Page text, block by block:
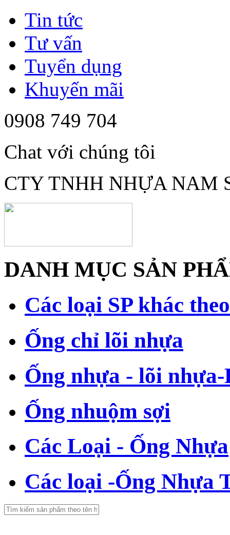
Tin tức
Tư vấn
Tuyển dụng
Khuyến mãi
0908 749 704
Chat với chúng tôi
CTY TNHH NHỰA NAM
DANH MỤC SẢN
Các loại SP khác
Ống chỉ lõi nhựa
Ống nhựa - lõi
Ống nhuộm sợi
Các Loại - Ống Nhựa
Các loại -Ống Nhựa